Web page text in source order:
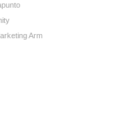
Arm